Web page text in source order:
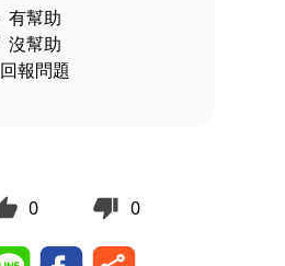
有幫助
沒幫助
回報問題
0 0